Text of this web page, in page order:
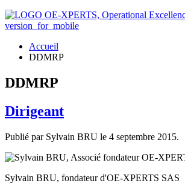
Accueil
DDMRP
DDMRP
Dirigeant
Publié par Sylvain BRU le 4 septembre 2015.
Sylvain BRU, fondateur d'OE-XPERTS SAS